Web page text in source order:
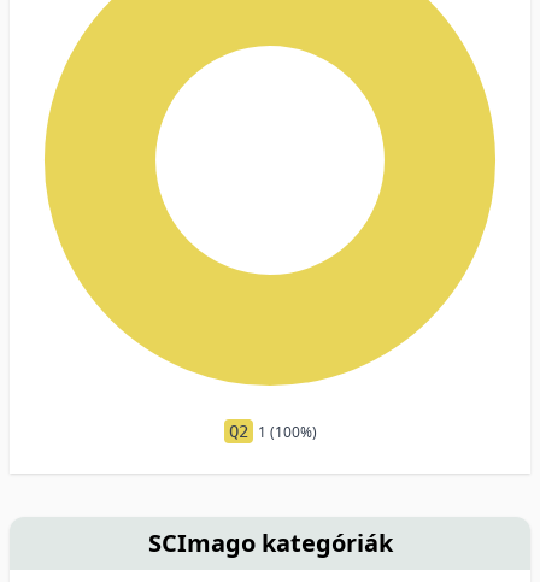
Q2 1 (100%)
SCImago kategóriák